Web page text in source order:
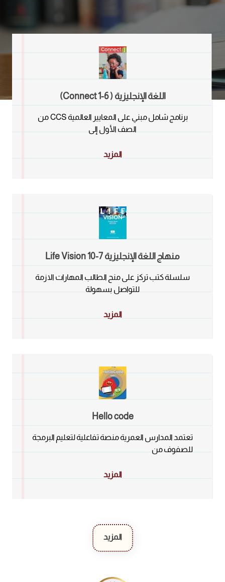
اللغة الإنجليزية ( Connect 1-6)
برنامج شامل مبني على المعايير العالمية CCS من
الصف الأول إلى
المزيد
منهاج اللغة الإنجليزية 7-10 Life Vision
سلسلة كتب تركز على منح الطالب المهارات الازمة
للتواصل بسهولة
المزيد
Hello code
تعتمد المدارس العمرية منصة تفاعلية لتعليم البرمجة
للصفوف من
المزيد
المزيد